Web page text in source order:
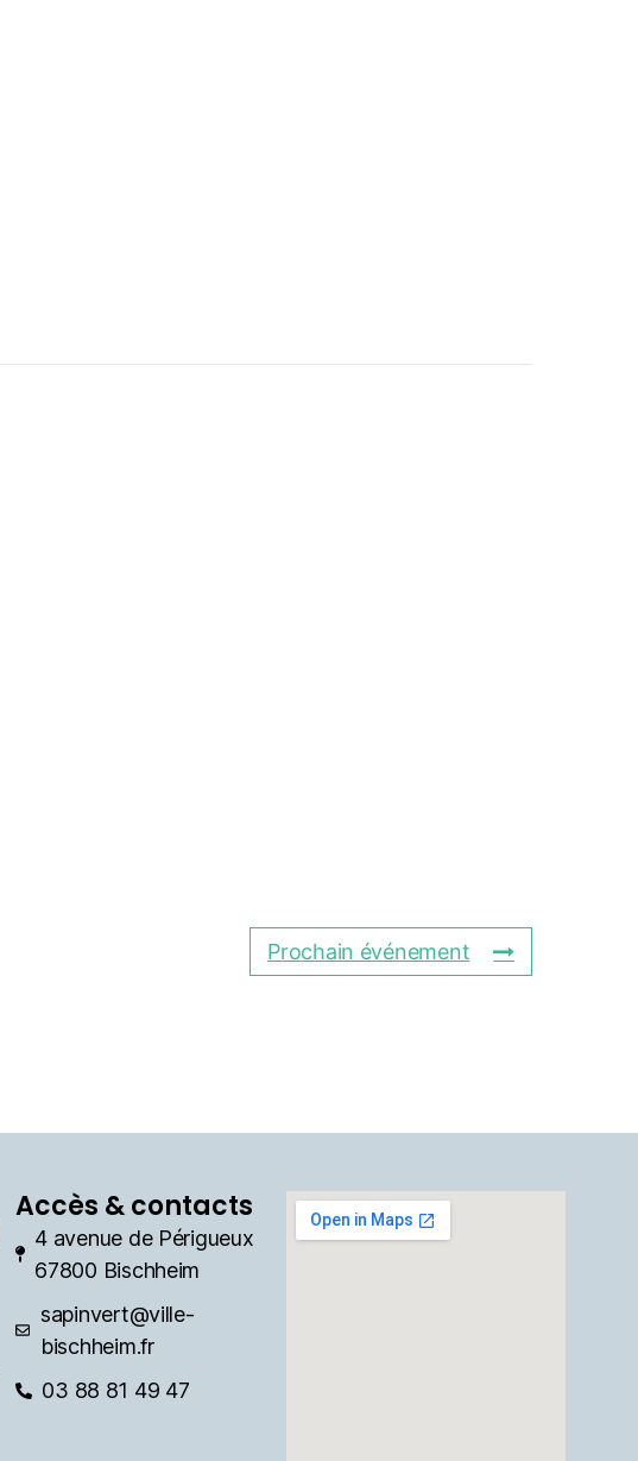
Prochain événement
Accès & contacts
4 avenue de Périgueux
67800 Bischheim
sapinvert@ville-
bischheim.fr
03 88 81 49 47